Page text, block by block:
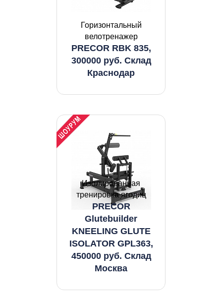
Горизонтальный
велотренажер
PRECOR RBK 835,
300000 руб. Склад
Краснодар
Изолированная
тренировка ягодиц
PRECOR
Glutebuilder
KNEELING GLUTE
ISOLATOR GPL363,
450000 руб. Склад
Москва